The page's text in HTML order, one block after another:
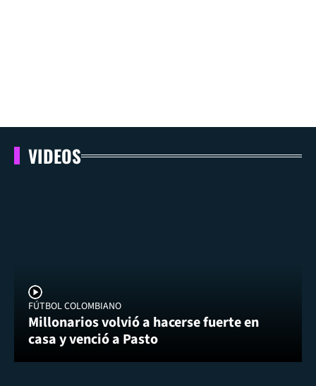
VIDEOS
FÚTBOL COLOMBIANO
Millonarios volvió a hacerse fuerte en
casa y venció a Pasto